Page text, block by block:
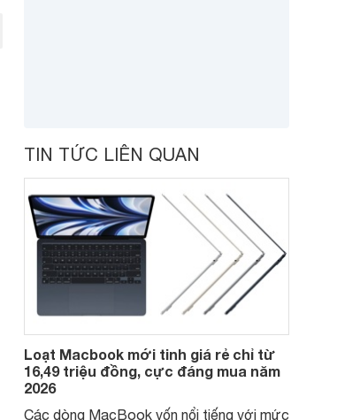
TIN TỨC LIÊN QUAN
Loạt Macbook mới tinh giá rẻ chỉ từ
16,49 triệu đồng, cực đáng mua năm
2026
Các dòng MacBook vốn nổi tiếng với mức